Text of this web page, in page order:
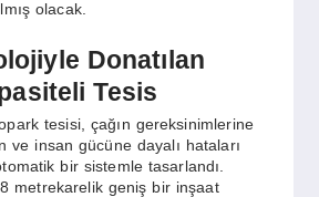
olacak.
Donatılan
Tesis
tesisi, çağın gereksinimlerine
ve insan gücüne dayalı hataları
bir sistemle tasarlandı.
metrekarelik geniş bir inşaat